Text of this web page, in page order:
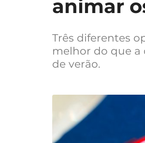
animar
Três diferentes
melhor do que a
de verão.